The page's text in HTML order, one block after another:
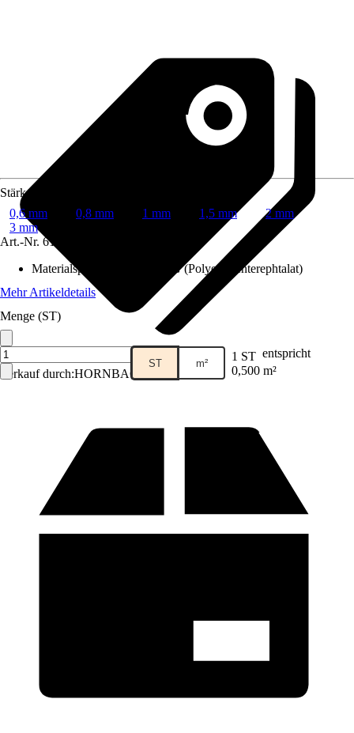
Verkauf durch:HORNBACH
Stärke
0,6 mm
0,8 mm 1 mm 1,5 mm
2 mm
3 mm
Art.-Nr. 6179132
Materialspezifizierung
PETG (Polyethylenterephtalat)
Mehr Artikeldetails
Menge (ST)
ST m² 1 ST entspricht
0,500 m²